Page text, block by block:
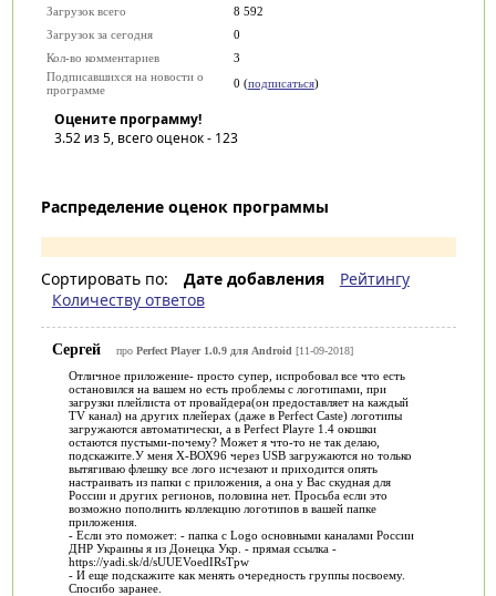
Загрузок всего
8 592
Загрузок за сегодня
0
Кол-во комментариев
3
Подписавшихся на новости о
программе
0 (подписаться)
Оцените программу!
3.52из 5, всего оценок - 123
Распределение оценок программы
Сортировать по: Дате добавления
Рейтингу
Количеству ответов
Сергей про Perfect Player 1.0.9 для Android [11-09-2018]
Отличное приложение- просто супер, испробовал все что есть
остановился на вашем но есть проблемы с логотипами, при
загрузки плейлиста от провайдера(он предоставляет на каждый
TV канал) на других плейерах (даже в Perfect Caste) логотипы
загружаются автоматически, а в Perfect Playre 1.4 окошки
остаются пустыми-почему? Может я что-то не так делаю,
подскажите.У меня Х-ВОХ96 через USB загружаются но только
вытягиваю флешку все лого исчезают и приходится опять
настраивать из папки с приложения, а она у Вас скудная для
России и других регионов, половина нет. Просьба если это
возможно пополнить коллекцию логотипов в вашей папке
приложения.
- Если это поможет: - папка с Logo основными каналами России
ДНР Украины я из Донецка Укр. - прямая ссылка -
https://yadi.sk/d/sUUEVoedIRsTpw
- И еще подскажите как менять очередность группы посвоему.
Спосибо заранее.